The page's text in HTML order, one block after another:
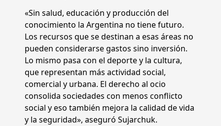
«Sin salud, educación y producción del
conocimiento la Argentina no tiene futuro.
Los recursos que se destinan a esas áreas no
pueden considerarse gastos sino inversión.
Lo mismo pasa con el deporte y la cultura,
que representan más actividad social,
comercial y urbana. El derecho al ocio
consolida sociedades con menos conflicto
social y eso también mejora la calidad de vida
y la seguridad», aseguró Sujarchuk.